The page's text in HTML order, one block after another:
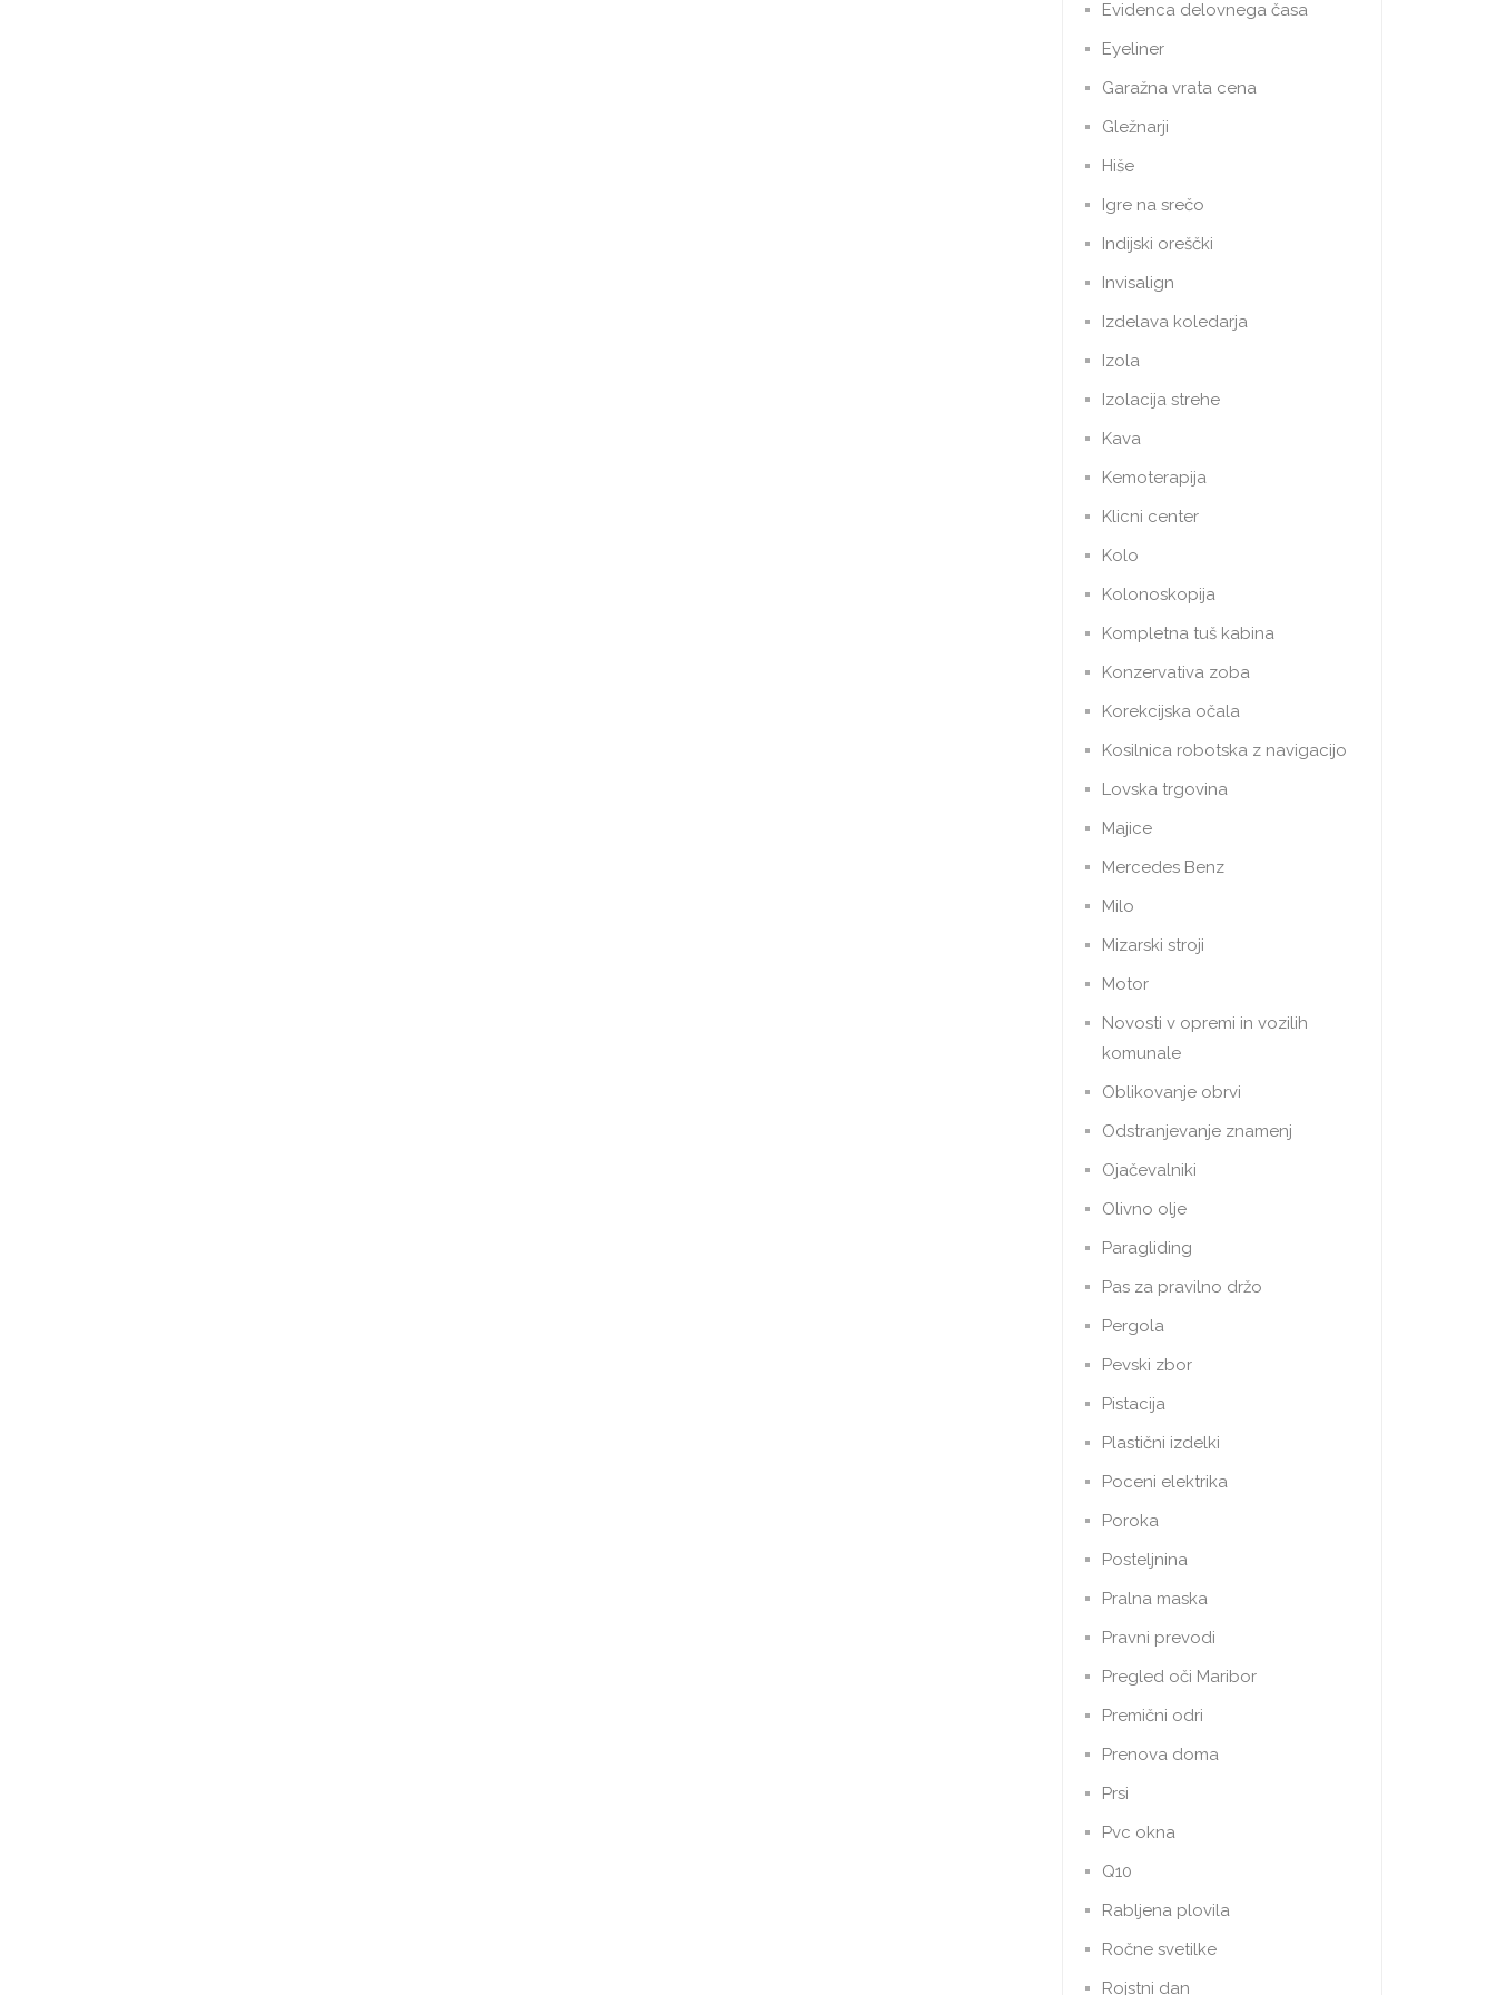
Evidenca delovnega časa
Eyeliner
Garažna vrata cena
Gležnarji
Hiše
Igre na srečo
Indijski oreščki
Invisalign
Izdelava koledarja
Izola
Izolacija strehe
Kava
Kemoterapija
Klicni center
Kolo
Kolonoskopija
Kompletna tuš kabina
Konzervativa zoba
Korekcijska očala
Kosilnica robotska z navigacijo
Lovska trgovina
Majice
Mercedes Benz
Milo
Mizarski stroji
Motor
Novosti v opremi in vozilih
komunale
Oblikovanje obrvi
Odstranjevanje znamenj
Ojačevalniki
Olivno olje
Paragliding
Pas za pravilno držo
Pergola
Pevski zbor
Pistacija
Plastični izdelki
Poceni elektrika
Poroka
Posteljnina
Pralna maska
Pravni prevodi
Pregled oči Maribor
Premični odri
Prenova doma
Prsi
Pvc okna
Q10
Rabljena plovila
Ročne svetilke
Rojstni dan